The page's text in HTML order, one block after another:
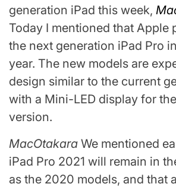
generation iPad this week,
Today I mentioned that Apple
the next generation iPad Pro
year. The new models are
design similar to the current
with a Mini-LED display for
version.
MacOtakara We mentioned
iPad Pro 2021 will remain in
as the 2020 models, and that